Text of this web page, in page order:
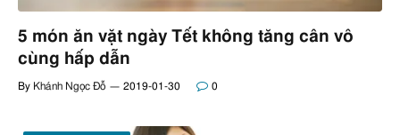
5 món ăn vặt ngày Tết không tăng cân vô
cùng hấp dẫn
By Khánh Ngọc Đỗ 2019-01-30 0